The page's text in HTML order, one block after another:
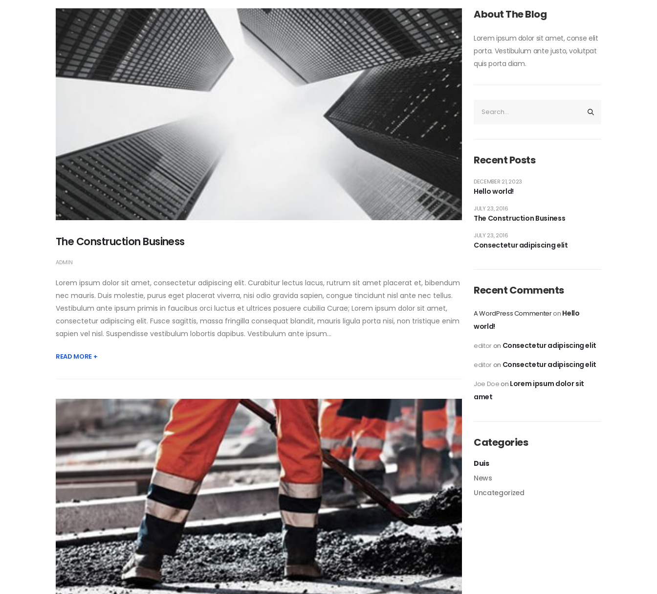
The Construction Business
ADMIN
Lorem ipsum dolor sit amet, consectetur adipiscing elit. Curabitur lectus lacus, rutrum sit amet placerat et, bibendum
nec mauris. Duis molestie, purus eget placerat viverra, nisi odio gravida sapien, congue tincidunt nisl ante nec tellus.
Vestibulum ante ipsum primis in faucibus orci luctus et ultrices posuere cubilia Curae; Lorem ipsum dolor sit amet,
consectetur adipiscing elit. Fusce sagittis, massa fringilla consequat blandit, mauris ligula porta nisi, non tristique enim
sapien vel nisl. Suspendisse vestibulum lobortis dapibus. Vestibulum ante ipsum...
READ MORE +
About The Blog
Lorem ipsum dolor sit amet, conse elit
porta. Vestibulum ante justo, volutpat
quis porta diam.
Recent Posts
Hello world!
DECEMBER 21, 2023
The Construction Business
JULY 23, 2016
Consectetur adipiscing elit
JULY 23, 2016
Recent Comments
A WordPress Commenteron Hello
world!
editoron Consectetur adipiscing elit
editoron Consectetur adipiscing elit
Joe Doeon Lorem ipsum dolor sit
amet
Categories
Duis
News
Uncategorized